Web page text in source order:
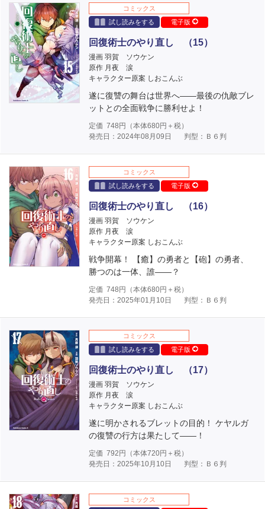
コミックス
試し読みをする
電子版
回復術士のやり直し （15）
漫画 羽賀 ソウケン
原作 月夜 涙
キャラクター原案 しおこんぶ
遂に復讐の舞台は世界へ――最後の仇敵ブレ
ットとの全面戦争に勝利せよ！
定価 748 円（本体680円＋税）
発売日：2024年08月09日
判型：Ｂ６判
コミックス
試し読みをする
電子版
回復術士のやり直し （16）
漫画 羽賀 ソウケン
原作 月夜 涙
キャラクター原案 しおこんぶ
戦争開幕！ 【癒】の勇者と【砲】の勇者、
勝つのは一体、誰――？
定価 748 円（本体680円＋税）
発売日：2025年01月10日
判型：Ｂ６判
コミックス
試し読みをする
電子版
回復術士のやり直し （17）
漫画 羽賀 ソウケン
原作 月夜 涙
キャラクター原案 しおこんぶ
遂に明かされるブレットの目的！ ケヤルガ
の復讐の行方は果たして――！
定価 792 円（本体720円＋税）
発売日：2025年10月10日
判型：Ｂ６判
コミックス